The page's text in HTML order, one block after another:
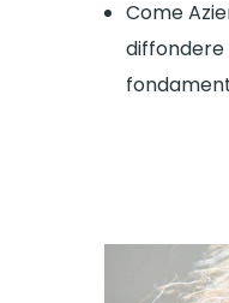
Come
diffondere